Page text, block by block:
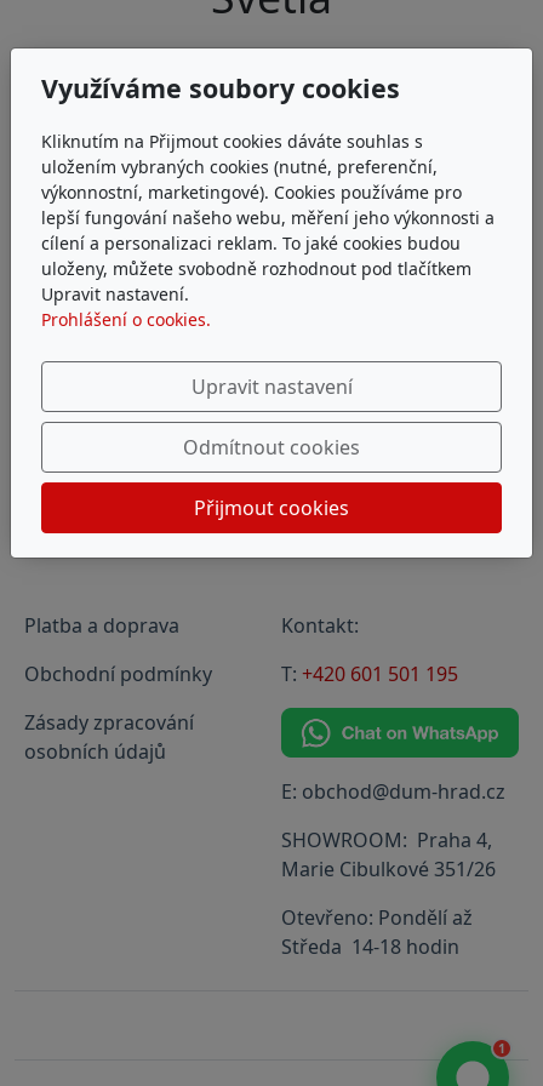
Papírová světla
4. 4. 2025
2
Platba a doprava
Obchodní podmínky
Zásady zpracování
osobních údajů
Kontakt:
T: +420 601 501 195
E: obchod@dum-hrad.cz
SHOWROOM: Praha 4,
Marie Cibulkové 351/26
Otevřeno: Pondělí až
Středa 14-18 hodin
Využíváme soubory cookies
Kliknutím na Přijmout cookies dáváte souhlas s
uložením vybraných cookies (nutné, preferenční,
výkonnostní, marketingové). Cookies používáme pro
lepší fungování našeho webu, měření jeho výkonnosti a
cílení a personalizaci reklam. To jaké cookies budou
uloženy, můžete svobodně rozhodnout pod tlačítkem
Upravit nastavení.
Prohlášení o cookies.
Upravit nastavení
Odmítnout cookies
Přijmout cookies
1